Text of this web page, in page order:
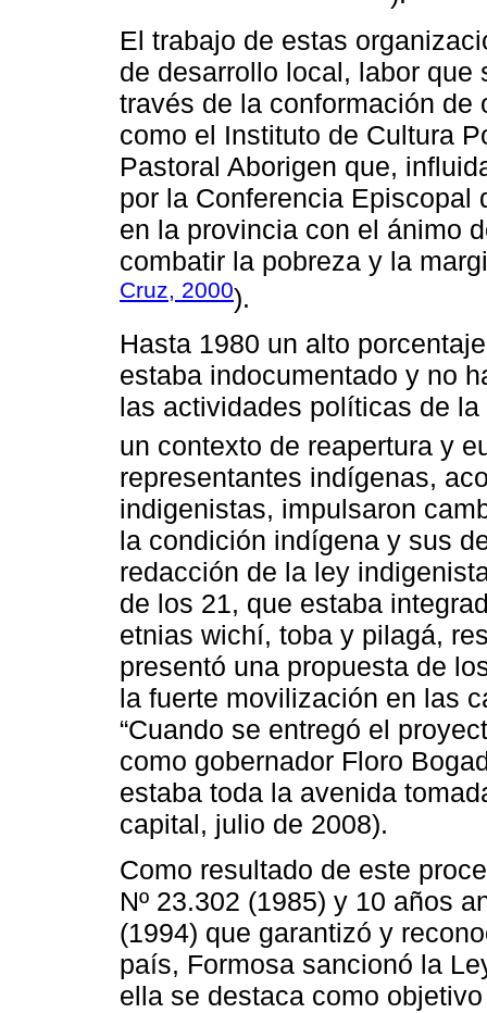
El trabajo de estas
de desarrollo local, labor
través de la conformación de
como el Instituto de Cultura
Pastoral Aborigen que,
por la Conferencia Episcopal
en la provincia con el ánimo
combatir la pobreza y la
Cruz, 2000).
Hasta 1980 un alto
estaba indocumentado y no
las actividades políticas de
un contexto de reapertura y
representantes indígenas,
indigenistas, impulsaron
la condición indígena y sus
redacción de la ley
de los 21, que estaba
etnias wichí, toba y pilagá,
presentó una propuesta de
la fuerte movilización en las
“Cuando se entregó el
como gobernador Floro
estaba toda la avenida
capital, julio de 2008).
Como resultado de este
Nº 23.302 (1985) y 10 años
(1994) que garantizó y
país, Formosa sancionó la
ella se destaca como